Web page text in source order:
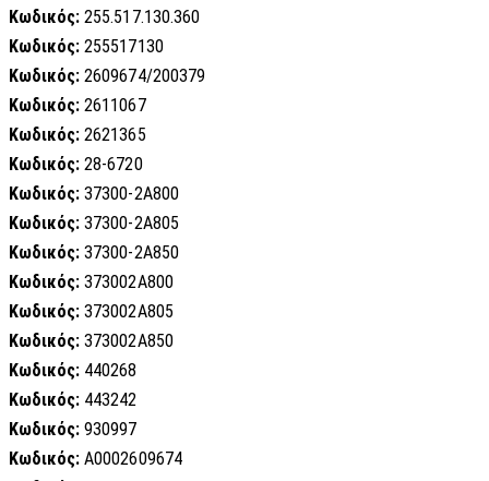
Κωδικός: 255.517.130.360
Κωδικός: 255517130
Κωδικός: 2609674/200379
Κωδικός: 2611067
Κωδικός: 2621365
Κωδικός: 28-6720
Κωδικός: 37300-2A800
Κωδικός: 37300-2A805
Κωδικός: 37300-2A850
Κωδικός: 373002A800
Κωδικός: 373002A805
Κωδικός: 373002A850
Κωδικός: 440268
Κωδικός: 443242
Κωδικός: 930997
Κωδικός: A0002609674